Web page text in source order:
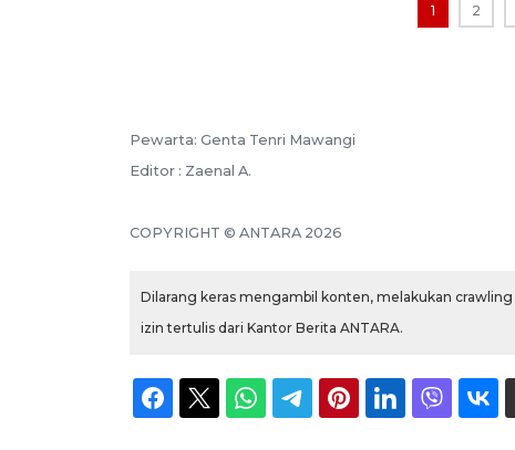
1 2
Pewarta: Genta Tenri Mawangi
Editor : Zaenal A.
COPYRIGHT © ANTARA 2026
Dilarang keras mengambil konten, melakukan
izin tertulis dari Kantor Berita ANTARA.